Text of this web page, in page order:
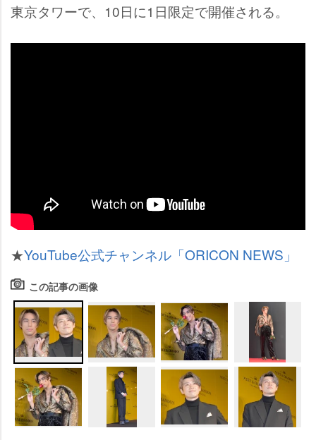
東京タワーで、10日に1日限定で開催される。
★YouTube公式チャンネル「ORICON NEWS」
この記事の画像